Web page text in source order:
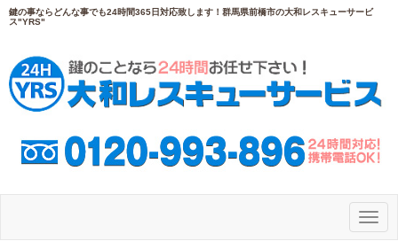
鍵の事ならどんな事でも24時間365日対応致します！群馬県前橋市の大和レスキューサービ
ス"YRS"
N
a